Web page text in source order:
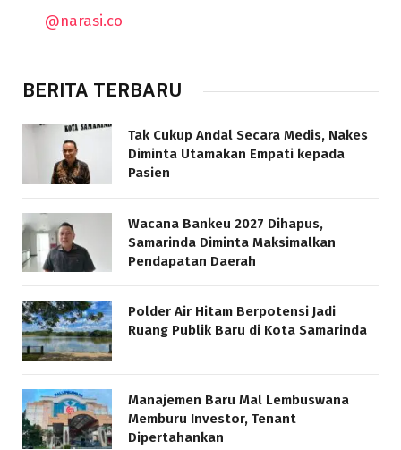
@narasi.co
BERITA TERBARU
Tak Cukup Andal Secara Medis, Nakes
Diminta Utamakan Empati kepada
Pasien
Wacana Bankeu 2027 Dihapus,
Samarinda Diminta Maksimalkan
Pendapatan Daerah
Polder Air Hitam Berpotensi Jadi
Ruang Publik Baru di Kota Samarinda
Manajemen Baru Mal Lembuswana
Memburu Investor, Tenant
Dipertahankan